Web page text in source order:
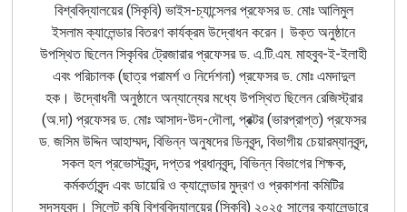
বিশ্ববিদ্যালয়ের (সিকৃবি) ভাইস-চ্যান্সেলর প্রফেসর ড. মোঃ আলিমুল
ইসলাম ক্যালেন্ডার বিতরণ কার্যক্রম উদ্বোধন করেন। উক্ত অনুষ্ঠানে
উপস্থিত ছিলেন সিকৃবির ট্রেজারার প্রফেসর ড. এ.টি.এম. মাহবুব-ই-ইলাহী
এবং পরিচালক (ছাত্র পরামর্শ ও নির্দেশনা) প্রফেসর ড. মোঃ এমদাদুল
হক। উদ্বোধনী অনুষ্ঠানে অন্যান্যের মধ্যে উপস্থিত ছিলেন রেজিস্ট্রার
(অ.দা) প্রফেসর ড. মোঃ আসাদ-উদ-দৌলা,প্রক্টর (ভারপ্রাপ্ত) প্রফেসর
ড. জসিম উদ্দিন আহাম্মদ, বিভিন্ন অনুষদের ডিনবৃন্দ, বিভাগীয় চেয়ারম্যানবৃন্দ,
সকল হল প্রভোস্টবৃন্দ, দপ্তর প্রধানবৃন্দ, বিভিন্ন বিভাগের শিক্ষক,
কর্মকর্তাবৃন্দ এবং ডায়েরি ও ক্যালেন্ডার মুদ্রণ ও প্রকাশনা কমিটির
সদস্যবৃন্দ। সিলেট কৃষি বিশ্ববিদ্যালয়ের (সিকৃবি) ২০২৫ সালের ক্যালেন্ডারে